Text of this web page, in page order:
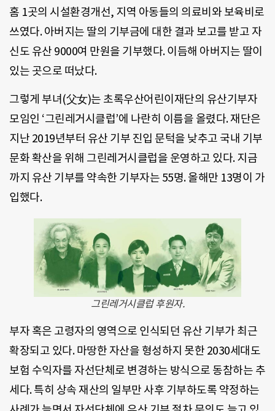
홈 1곳의 시설환경개선, 지역 아동들의 의료비와 보육비로
쓰였다. 아버지는 딸의 기부금에 대한 결과 보고를 받고 자
신도 유산 9000여 만원을 기부했다. 이듬해 아버지는 딸이
있는 곳으로 떠났다.
그렇게 부녀(父女)는 초록우산어린이재단의 유산기부자
모임인 ‘그린레거시클럽’에 나란히 이름을 올렸다. 재단은
지난 2019년부터 유산 기부 진입 문턱을 낮추고 국내 기부
문화 확산을 위해 그린레거시클럽을 운영하고 있다. 지금
까지 유산 기부를 약속한 기부자는 55명. 올해만 13명이 가
입했다.
그린레거시클럽 후원자.
부자 혹은 고령자의 영역으로 인식되던 유산 기부가 최근
확장되고 있다. 마땅한 자산을 형성하지 못한 2030세대도
보험 수익자를 자선단체로 변경하는 방식으로 동참하는 추
세다. 특히 상속 재산의 일부만 사후 기부하도록 약정하는